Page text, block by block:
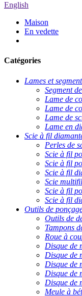
English
Maison
En vedette
Catégories
Lames et
Segment
Lame de
Lame de
Lame de
Lame en
Scie à fil
Perles de
Scie à fil
Scie à fil
Scie à fil
Scie
Scie à fil
Scie à fil
Outils de
Outils de
Tampons
Roue à
Disque de
Disque de
Disque de
Disque de
Disque de
Meule à